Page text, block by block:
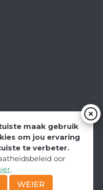
maak gebruik
om jou ervaring
te verbeter.
oor
.
WEIER
die nuutste nuus en
ontvang.